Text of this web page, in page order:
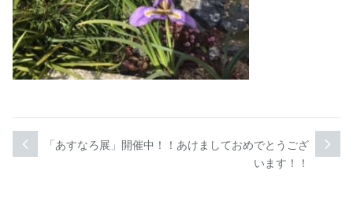
投
稿
前
過
あけましておめでとうござ
います！！
次
次「あすなろ展」開催中！！